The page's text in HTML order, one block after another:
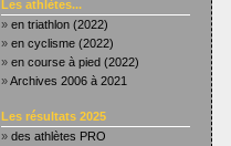
Les athlètes...
» en triathlon (2022)
» en cyclisme (2022)
» en course à pied (2022)
»Archives 2006 à 2021
Les résultats 2025
» des athlètes PRO